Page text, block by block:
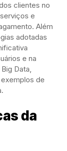
clientes no
e
Além
adotadas
e na
Data,
de
da